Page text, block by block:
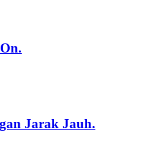
Jarak Jauh.